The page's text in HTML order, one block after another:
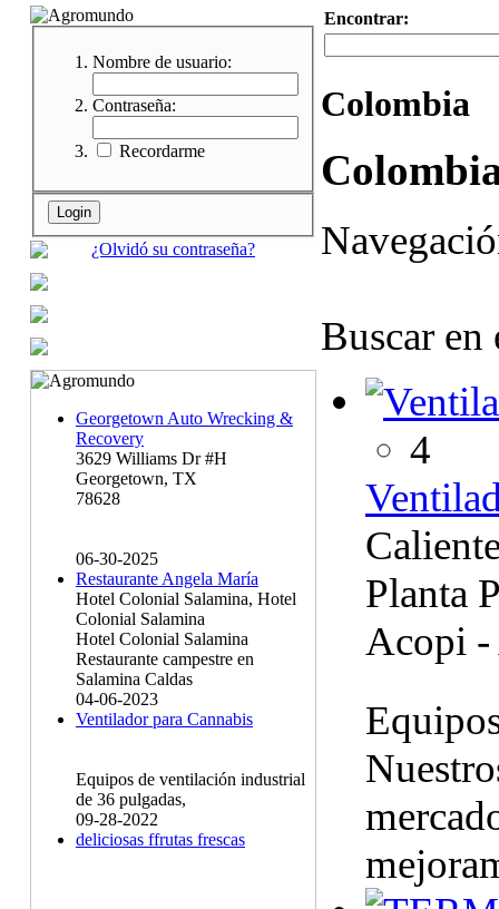
Nombre de usuario:
Contraseña:
Recordarme
¿Olvidó su contraseña?
Georgetown Auto Wrecking &
Recovery
3629 Williams Dr #H
Georgetown, TX
78628
06-30-2025
Restaurante Angela María
Hotel Colonial Salamina, Hotel
Colonial Salamina
Hotel Colonial Salamina
Restaurante campestre en
Salamina Caldas
04-06-2023
Ventilador para Cannabis
Equipos de ventilación industrial
de 36 pulgadas,
09-28-2022
deliciosas ffrutas frescas
Encontrar:
Colombia
Buscar en
4
Planta
Acopi